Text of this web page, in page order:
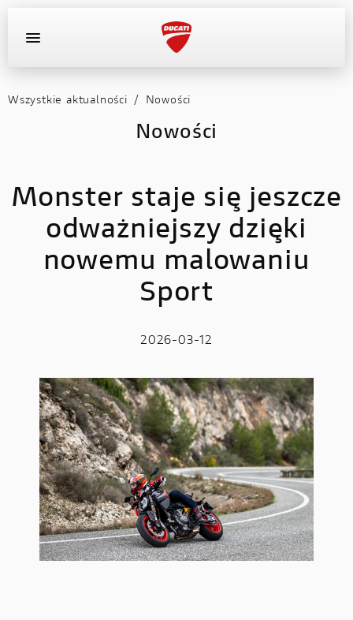
OFERTA DEALERA
MOTOCYKLE
AKTUALNOŚCI
OFERTA DEALERA
Wszystkie aktualności / Nowości
Nowości
Monster staje się jeszcze
odważniejszy dzięki
nowemu malowaniu
Sport
2026-03-12